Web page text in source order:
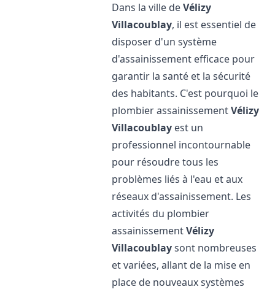
Dans la ville deVélizy
Villacoublay, il est essentiel de
disposer d'un système
d'assainissement efficace pour
garantir la santé et la sécurité
des habitants. C'est pourquoi le
plombier assainissementVélizy
Villacoublay est un
professionnel incontournable
pour résoudre tous les
problèmes liés à l'eau et aux
réseaux d'assainissement. Les
activités du plombier
assainissementVélizy
Villacoublaysont nombreuses
et variées, allant de la mise en
place de nouveaux systèmes